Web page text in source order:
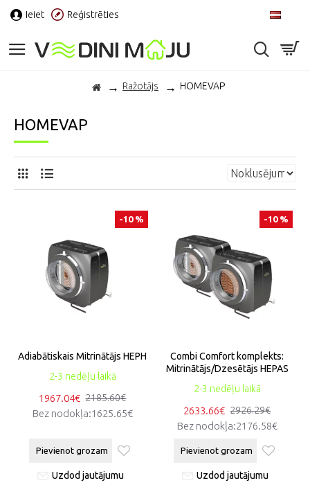
Ieiet Reģistrēties
Ražotājs HOMEVAP
HOMEVAP
-10 %
2-3 nedēļu laikā
Adiabātiskais Mitrinātājs HEPH
1967.04€ 2185.60€
Bez nodokļa:1625.65€
Pievienot grozam
Uzdod jautājumu
-10 %
2-3 nedēļu laikā
Combi Comfort komplekts:
Mitrinātājs/Dzesētājs HEPAS
2633.66€ 2926.29€
Bez nodokļa:2176.58€
Pievienot grozam
Uzdod jautājumu